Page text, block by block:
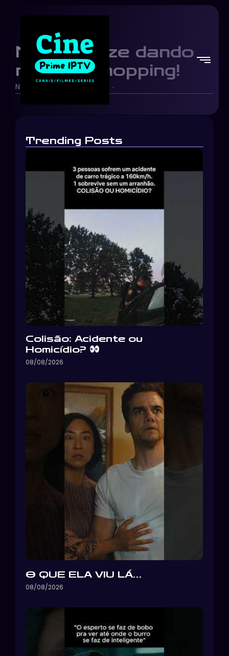
Max e Onze dando
rolê no shopping!
Netflix Brasil -
Trending Posts
Colisão: Acidente ou
Homicídio?
08/08/2026
O QUE ELA VIU LÁ…
08/08/2026